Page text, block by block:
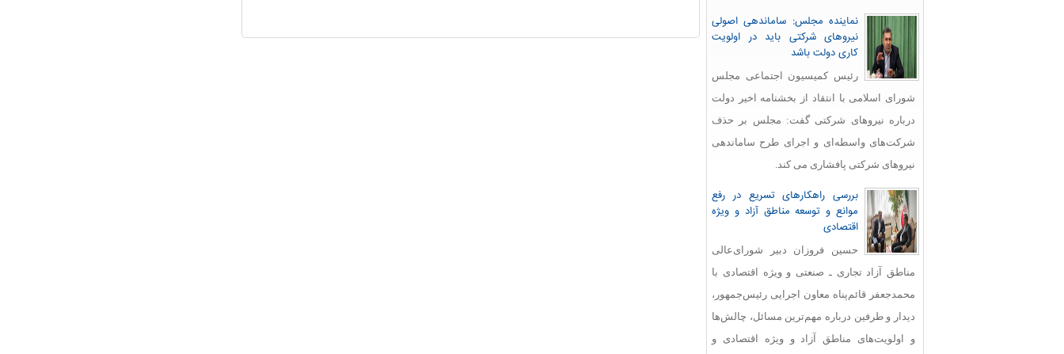
نماینده مجلس: ساماندهی اصولی
نیروهای شرکتی باید در اولویت
کاری دولت باشد
رئیس کمیسیون اجتماعی مجلس
شورای اسلامی با انتقاد از بخشنامه اخیر دولت
درباره نیروهای شرکتی گفت: مجلس بر حذف
شرکت‌های واسطه‌ای و اجرای طرح ساماندهی
نیروهای شرکتی پافشاری می کند.
بررسی راهکارهای تسریع در رفع
موانع و توسعه مناطق آزاد و ویژه
اقتصادی
حسین فروزان دبیر شورای‌عالی
مناطق آزاد تجاری ـ صنعتی و ویژه اقتصادی با
محمدجعفر قائم‌پناه معاون اجرایی رئیس‌جمهور،
دیدار و طرفین درباره مهم‌ترین مسائل، چالش‌ها
و اولویت‌های مناطق آزاد و ویژه اقتصادی و